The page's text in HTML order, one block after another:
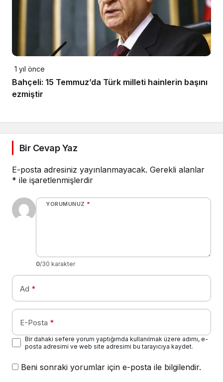
1 yıl önce
Bahçeli: 15 Temmuz’da Türk milleti hainlerin başını
ezmiştir
Bir Cevap Yaz
E-posta adresiniz yayınlanmayacak. Gerekli alanlar
* ile işaretlenmişlerdir
YORUMUNUZ *
0/30 karakter
Ad *
E-Posta *
Bir dahaki sefere yorum yaptığımda kullanılmak üzere adımı, e-
posta adresimi ve web site adresimi bu tarayıcıya kaydet.
Beni sonraki yorumlar için e-posta ile bilgilendir.